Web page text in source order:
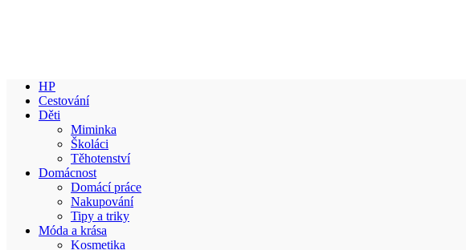
HP
Cestování
Děti
Miminka
Školáci
Těhotenství
Domácnost
Domácí práce
Nakupování
Tipy a triky
Móda a krása
Kosmetika